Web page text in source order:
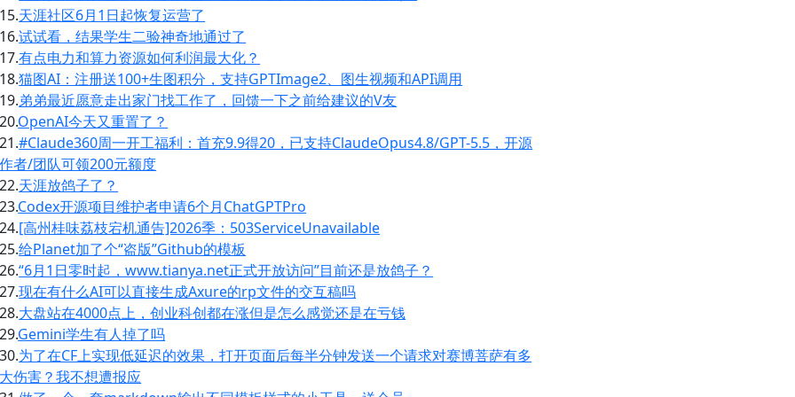
15.天涯社区6月1日起恢复运营了
16.试试看，结果学生二验神奇地通过了
17.有点电力和算力资源如何利润最大化？
18.猫图AI：注册送100+生图积分，支持GPTImage2、图生视频和API调用
19.弟弟最近愿意走出家门找工作了，回馈一下之前给建议的V友
20.OpenAI今天又重置了？
21.#Claude360周一开工福利：首充9.9得20，已支持ClaudeOpus4.8/GPT-5.5，开源
作者/团队可领200元额度
22.天涯放鸽子了？
23.Codex开源项目维护者申请6个月ChatGPTPro
24.[高州桂味荔枝宕机通告]2026季：503ServiceUnavailable
25.给Planet加了个“盗版”Github的模板
26.“6月1日零时起，www.tianya.net正式开放访问”目前还是放鸽子？
27.现在有什么AI可以直接生成Axure的rp文件的交互稿吗
28.大盘站在4000点上，创业科创都在涨但是怎么感觉还是在亏钱
29.Gemini学生有人掉了吗
30.为了在CF上实现低延迟的效果，打开页面后每半分钟发送一个请求对赛博菩萨有多
大伤害？我不想遭报应